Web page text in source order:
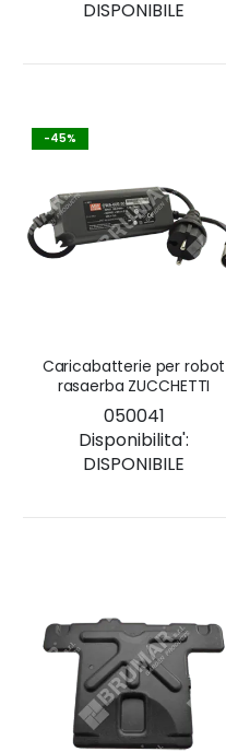
DISPONIBILE
-45%
Caricabatterie per robot
rasaerba ZUCCHETTI
050041
Disponibilita':
DISPONIBILE